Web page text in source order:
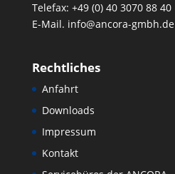
Telefax: +49 (0) 40 3070 88 40
E-Mail. info@ancora-gmbh.de
Rechtliches
Anfahrt
Downloads
Impressum
Kontakt